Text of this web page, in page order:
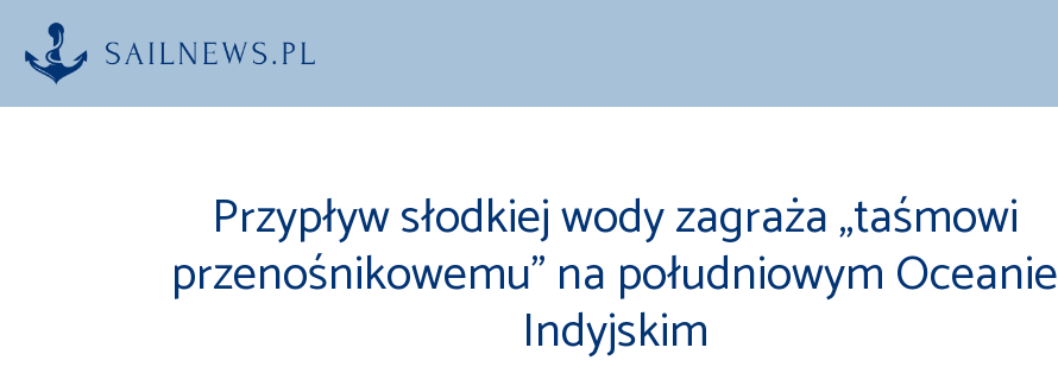
Przejdź
Przypływ słodkiej wody zagraża „taśmowi
przenośnikowemu” na południowym Oceanie
Indyjskim